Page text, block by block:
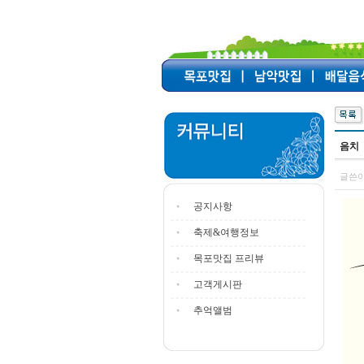
공지사항
축제&여행정보
목포맛집 프리뷰
고객게시판
추억앨범
음치
글쓴